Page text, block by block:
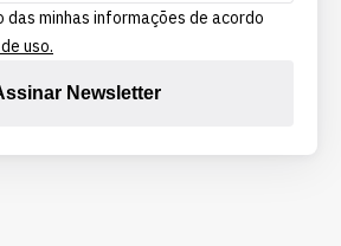
das minhas informações de acordo
uso.
Newsletter